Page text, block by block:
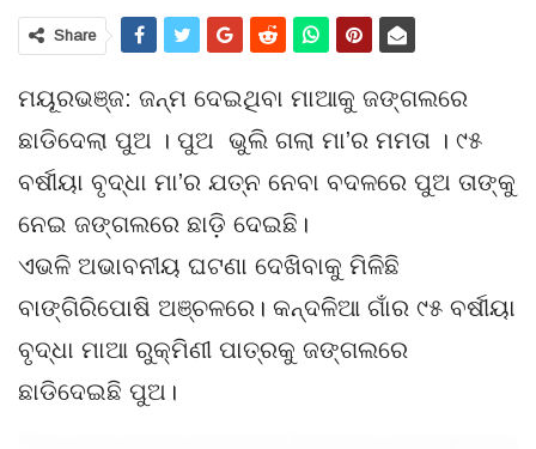
Share
ମୟୂରଭଞ୍ଜ: ଜନ୍ମ ଦେଇଥିବା ମାଆକୁ ଜଙ୍ଗଲରେ
ଛାଡିଦେଲା ପୁଅ । ପୁଅ ଭୁଲି ଗଲା ମା’ର ମମତା । ୯୫
ବର୍ଷୀୟା ବୃଦ୍ଧା ମା’ର ଯତ୍ନ ନେବା ବଦଳରେ ପୁଅ ତାଙ୍କୁ
ନେଇ ଜଙ୍ଗଲରେ ଛାଡ଼ି ଦେଇଛି।
ଏଭଳି ଅଭାବନୀୟ ଘଟଣା ଦେଖିବାକୁ ମିଳିଛି
ବାଙ୍ଗିରିପୋଷି ଅଞ୍ଚଳରେ। କନ୍ଦଳିଆ ଗାଁର ୯୫ ବର୍ଷୀୟା
ବୃଦ୍ଧା ମାଆ ରୁକ୍ମିଣୀ ପାତ୍ରକୁ ଜଙ୍ଗଲରେ
ଛାଡିଦେଇଛି ପୁଅ।